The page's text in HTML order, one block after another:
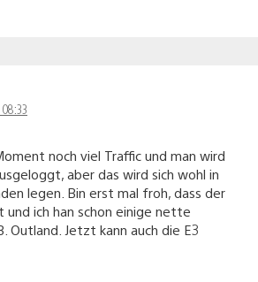
noch viel Traffic und man wird
aber das wird sich wohl in
legen. Bin erst mal froh, dass der
ich han schon einige nette
Outland. Jetzt kann auch die E3